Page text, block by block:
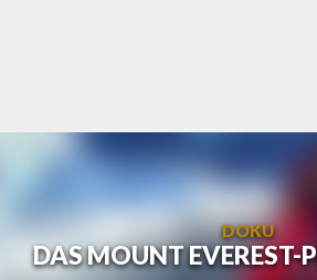
DOKU
DAS MOUNT EVEREST-